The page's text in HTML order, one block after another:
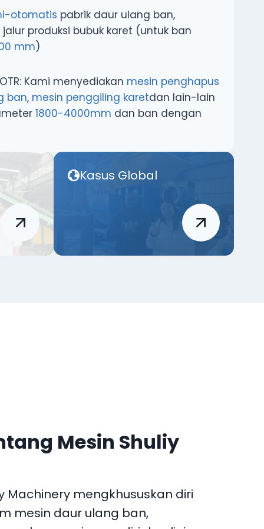
otomatis pabrik daur ulang ban,
jalur produksi bubuk karet (untuk ban
mm)
Kami menyediakan mesin penghapus
ban, mesin penggiling karetdan lain-lain
1800-4000mm dan ban dengan
Kasus Global
Mesin Shuliy
Machinery mengkhususkan diri
mesin daur ulang ban,